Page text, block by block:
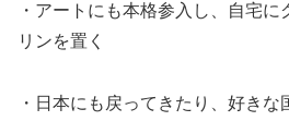
・アートにも本格参入し、自宅
リンを置く
・日本にも戻ってきたり、好きな